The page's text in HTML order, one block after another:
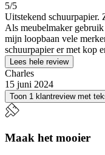
5/5
Uitstekend schuurpapier.
Als meubelmaker
mijn loopbaan vele
schuurpapier er met kop
Lees hele review
Charles
15 juni 2024
Toon 1 klantreview met
Maak het mooier